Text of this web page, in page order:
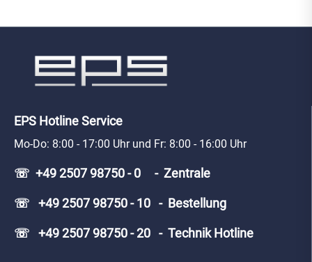
EPS Hotline Service
Mo-Do: 8:00 - 17:00 Uhr und Fr: 8:00 - 16:00 Uhr
☏ +49 2507 98750 - 0 - Zentrale
☏ +49 2507 98750 - 10 - Bestellung
☏ +49 2507 98750 - 20 - Technik Hotline